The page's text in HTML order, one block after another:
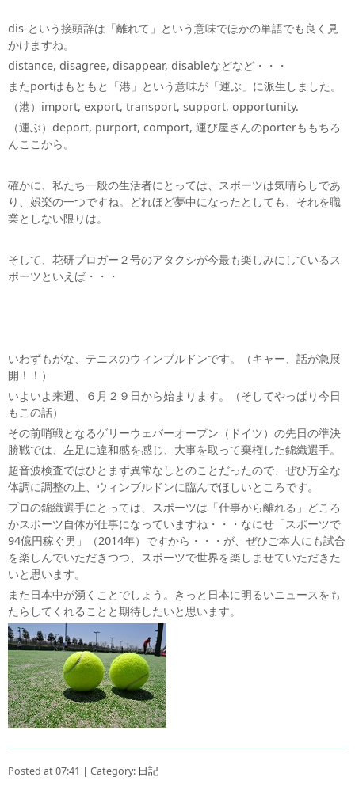
dis-という接頭辞は「離れて」という意味でほかの単語でも良く見
かけますね。
distance, disagree, disappear, disableなどなど・・・
またportはもともと「港」という意味が「運ぶ」に派生しました。
（港）import, export, transport, support, opportunity.
（運ぶ）deport, purport, comport, 運び屋さんのporterももちろ
んここから。
確かに、私たち一般の生活者にとっては、スポーツは気晴らしであ
り、娯楽の一つですね。どれほど夢中になったとしても、それを職
業としない限りは。
そして、花研ブロガー２号のアタクシが今最も楽しみにしているス
ポーツといえば・・・
いわずもがな、テニスのウィンブルドンです。（キャー、話が急展
開！！）
いよいよ来週、６月２９日から始まります。（そしてやっぱり今日
もこの話）
その前哨戦となるゲリーウェバーオープン（ドイツ）の先日の準決
勝戦では、左足に違和感を感じ、大事を取って棄権した錦織選手。
超音波検査ではひとまず異常なしとのことだったので、ぜひ万全な
体調に調整の上、ウィンブルドンに臨んでほしいところです。
プロの錦織選手にとっては、スポーツは「仕事から離れる」どころ
かスポーツ自体が仕事になっていますね・・・なにせ「スポーツで
94億円稼ぐ男」（2014年）ですから・・・が、ぜひご本人にも試合
を楽しんでいただきつつ、スポーツで世界を楽しませていただきた
いと思います。
また日本中が湧くことでしょう。きっと日本に明るいニュースをも
たらしてくれることと期待したいと思います。
Posted at 07:41 | Category: 日記